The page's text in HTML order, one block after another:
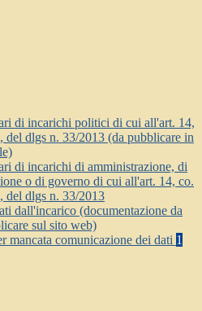
di incarichi politici di cui all'art. 14,
del dlgs n. 33/2013 (da pubblicare in
di incarichi di amministrazione, di
o di governo di cui all'art. 14, co.
del dlgs n. 33/2013
dall'incarico (documentazione da
sul sito web)
mancata comunicazione dei dati 1